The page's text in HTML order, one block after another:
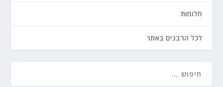
חלומות
לכל הרבנים באתר